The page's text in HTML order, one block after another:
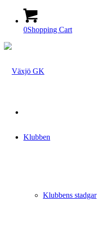
0Shopping Cart
Klubben
Klubbens stadgar